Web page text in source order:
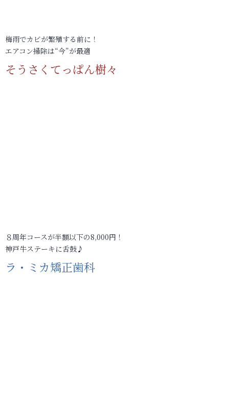
梅雨でカビが繁殖する前に！
エアコン掃除は“今”が最適
そうさくてっぱん樹々
８周年コースが半額以下の8,000円！
神戸牛ステーキに舌鼓♪
ラ・ミカ矯正歯科